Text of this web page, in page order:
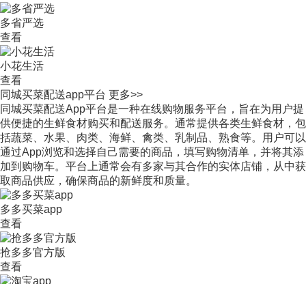
多省严选
查看
小花生活
查看
同城买菜配送app平台 更多>>
同城买菜配送App平台是一种在线购物服务平台，旨在为用户提
供便捷的生鲜食材购买和配送服务。通常提供各类生鲜食材，包
括蔬菜、水果、肉类、海鲜、禽类、乳制品、熟食等。用户可以
通过App浏览和选择自己需要的商品，填写购物清单，并将其添
加到购物车。平台上通常会有多家与其合作的实体店铺，从中获
取商品供应，确保商品的新鲜度和质量。
多多买菜app
查看
抢多多官方版
查看